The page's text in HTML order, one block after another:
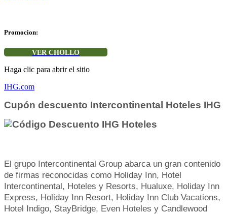
Promocion:
VER CHOLLO
Haga clic para abrir el sitio
IHG.com
Cupón descuento Intercontinental Hoteles IHG
El grupo Intercontinental Group abarca un gran contenido
de firmas reconocidas como Holiday Inn, Hotel
Intercontinental, Hoteles y Resorts, Hualuxe, Holiday Inn
Express, Holiday Inn Resort, Holiday Inn Club Vacations,
Hotel Indigo, StayBridge, Even Hoteles y Candlewood